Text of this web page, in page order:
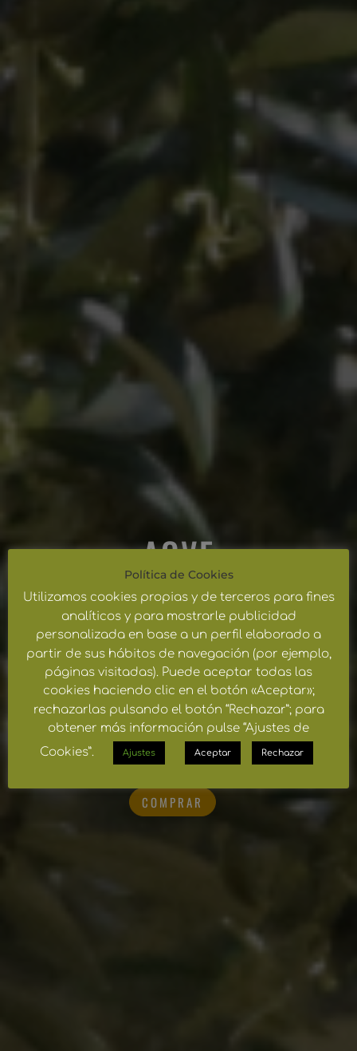
AOVE
GOURMET
PRODUCCIÓN PROPIA
COMPRAR
Política de Cookies
Utilizamos cookies propias y de terceros para fines
analíticos y para mostrarle publicidad
personalizada en base a un perfil elaborado a
partir de sus hábitos de navegación (por ejemplo,
páginas visitadas). Puede aceptar todas las
cookies haciendo clic en el botón «Aceptar»;
rechazarlas pulsando el botón “Rechazar”; para
obtener más información pulse “Ajustes de
Cookies”.
Ajustes Aceptar Rechazar